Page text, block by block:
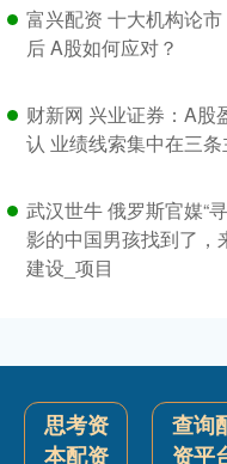
富兴配资 十大机构论
后 A股如何应对？
财新网 兴业证券：A股
认 业绩线索集中在三
武汉世牛 俄罗斯官媒“
影的中国男孩找到了，
建设_项目
思考资
本配资
查询
资平